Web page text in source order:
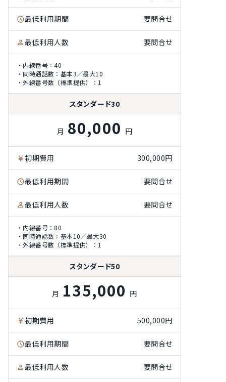
最低利用期間 要問合せ
最低利用人数 要問合せ
・内線番号：40
・同時通話数：基本3／最大10
・外線番号数（標準提供）：1
スタンダード30
月 80,000 円
初期費用 300,000円
最低利用期間 要問合せ
最低利用人数 要問合せ
・内線番号：80
・同時通話数：基本10／最大30
・外線番号数（標準提供）：1
スタンダード50
月 135,000 円
初期費用 500,000円
最低利用期間 要問合せ
最低利用人数 要問合せ